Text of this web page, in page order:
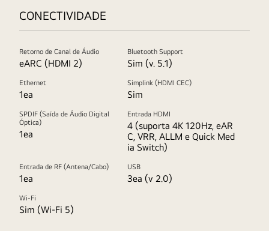
CONECTIVIDADE
Retorno de Canal de Áudio
eARC (HDMI 2)
Bluetooth Support
Sim (v. 5.1)
Ethernet
1ea
Simplink (HDMI CEC)
Sim
SPDIF (Saída de Áudio Digital
Óptica)
1ea
Entrada HDMI
4 (suporta 4K 120Hz, eAR
C, VRR, ALLM e Quick Med
ia Switch)
Entrada de RF (Antena/Cabo)
1ea
USB
3ea (v 2.0)
Wi-Fi
Sim (Wi-Fi 5)